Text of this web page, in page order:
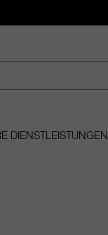
DIENSTLEISTUNGEN